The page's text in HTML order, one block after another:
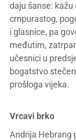
daju šanse:
crnpurastog,
i glasnice, pa
međutim,
učesnici u
bogatstvo
prošloga vijeka.
Vrcavi brko
Andrija Hebrang